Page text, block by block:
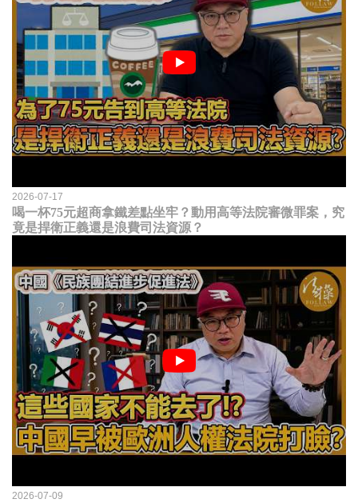
2026-07-17
喝一杯75元超商拿鐵差點坐牢？動用高等法院審微罪案，究
竟是捍衛正義還是浪費司法資源？
2026-07-09